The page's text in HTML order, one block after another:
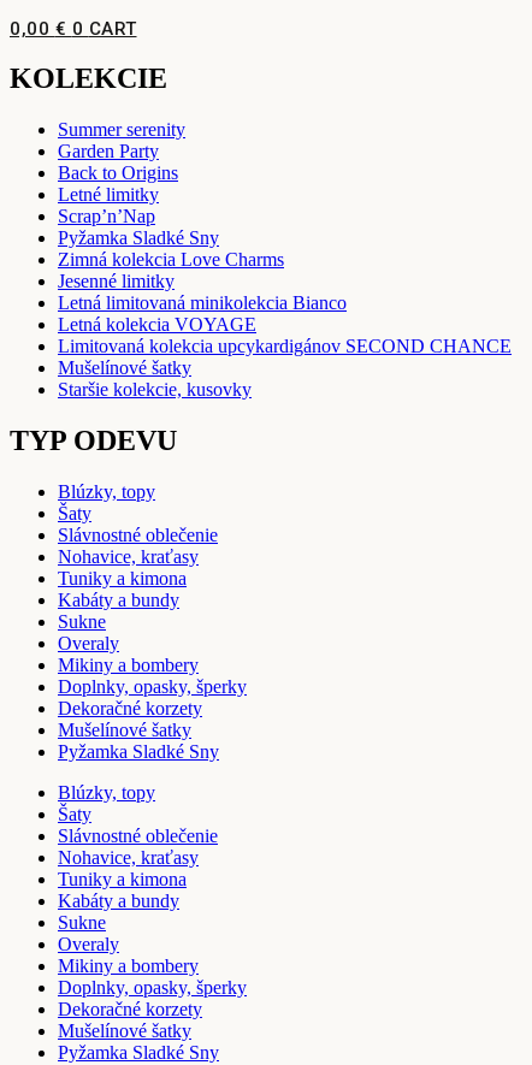
0,00 € 0 CART
KOLEKCIE
Summer serenity
Garden Party
Back to Origins
Letné limitky
Scrap’n’Nap
Pyžamka Sladké Sny
Zimná kolekcia Love Charms
Jesenné limitky
Letná limitovaná minikolekcia Bianco
Letná kolekcia VOYAGE
Limitovaná kolekcia upcykardigánov SECOND CHANCE
Mušelínové šatky
Staršie kolekcie, kusovky
TYP ODEVU
Blúzky, topy
Šaty
Slávnostné oblečenie
Nohavice, kraťasy
Tuniky a kimona
Kabáty a bundy
Sukne
Overaly
Mikiny a bombery
Doplnky, opasky, šperky
Dekoračné korzety
Mušelínové šatky
Pyžamka Sladké Sny
Blúzky, topy
Šaty
Slávnostné oblečenie
Nohavice, kraťasy
Tuniky a kimona
Kabáty a bundy
Sukne
Overaly
Mikiny a bombery
Doplnky, opasky, šperky
Dekoračné korzety
Mušelínové šatky
Pyžamka Sladké Sny